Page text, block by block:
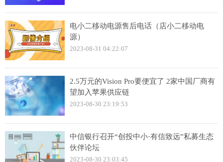
电小二移动电源售后电话（店小二移动电
源）
2023-08-31 04:22:07
2.5万元的Vision Pro要便宜了 2家中国厂商有
望加入苹果供应链
2023-08-30 23:19:53
中信银行召开“创投中小·有信致远”私募生态
伙伴论坛
2023-08-30 23:03:45